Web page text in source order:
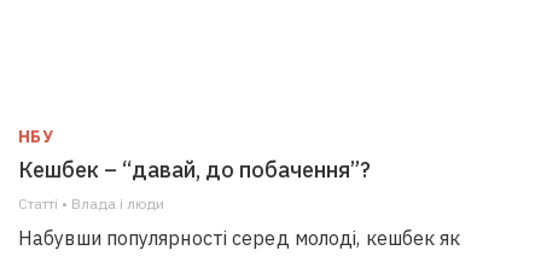
НБУ
Кешбек – “давай, до побачення”?
Статті • Влада i люди
Набувши популярності серед молоді, кешбек як